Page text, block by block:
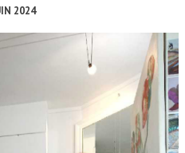
2024